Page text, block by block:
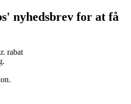
nyhedsbrev for at få
rabat